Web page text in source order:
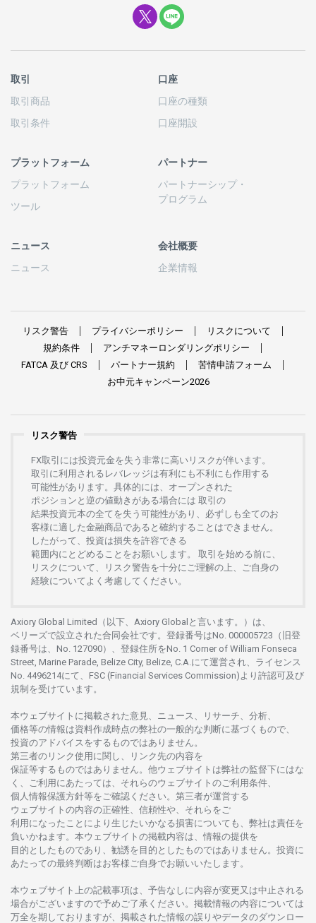
取引
取引商品
取引条件
口座
口座の種類
口座開設
プラットフォーム
プラットフォーム
ツール
パートナー
パートナーシップ・
プログラム
ニュース
ニュース
会社概要
企業情報
リスク警告 プライバシーポリシー
リスクについて
規約条件
アンチマネーロンダリングポリシー
FATCA 及び CRS パートナー規約 苦情申請フォーム
お中元キャンペーン2026
リスク警告
FX取引には投資元金を失う 非常に高い リスクが伴います。
取引に利用さ れる レバレッジは有利にも不利にも作用する
可能性があります。 具体的には、 オープンさ れた
ポジションと 逆の値動きがある場合には 取引の
結果投資元本の全てを失う 可能性があり、 必ずしも全てのお
客様に適した金融商品であると 確約することはできません。
したがって、 投資は損失を許容できる
範囲内にとどめることをお願いします 。 取引を始める前に、
リスクについて、
リスク警告を十分に ご理解の 上、 ご自身の
経験について よく 考慮してください。
Axiory Global Limited（以下、Axiory Globalと言います。）は、
ベリーズで設立さ れた合同会社です。 登録番号はNo. 000005723（旧登
録番号は、No. 127090）、 登録住所をNo. 1 Corner of William Fonseca
Street, Marine Parade, Belize City, Belize, C.A.にて運営さ れ、 ライセンス
No. 4496214にて、FSC (Financial Services Commission)より 許認可及び
規制を受けています。
本ウェブサイトに掲載さ れた意見、ニュース、リサーチ、分析、
価格等の情報は資料作成時点の弊社の一般的な判断に基づくもので、
投資のアドバイスをするものではありません。
第三者の リンク使用に関し、 リンク先の内容を
保証等するものではありません。 他ウェブサイトは弊社の監督下にはな
く、
ご利用に あたっては、 それらのウェブサイトの ご利用条件、
個人情報保護方針等を ご確認ください。 第三者が運営する
ウェブサイトの内容の正確性、信頼性や、それらをご
利用になったことにより 生じたいかなる損害についても、 弊社は責任を
負いかね ます。 本ウェブサイトの掲載内容は、 情報の提供を
目的としたものであり、 勧誘を 目的としたものではありません。 投資に
あたっての最終判断はお客様ご自身でお願いいたします。
本ウェブサイト 上の記載事項は、 予告なしに 内容が変更又は中止さ れる
場合がございますので予めご了承ください。 掲載情報の内容については
万全を期しておりますが、 掲載さ れた情報の誤りやデータのダウンロー